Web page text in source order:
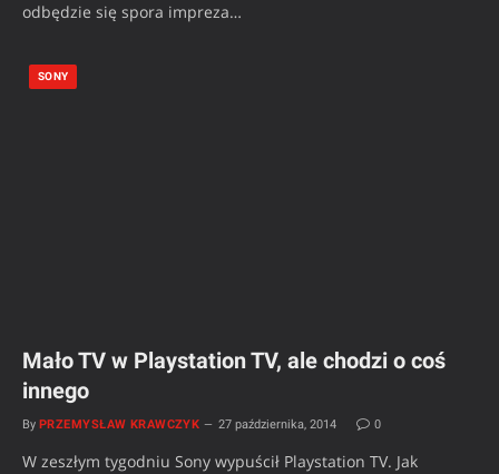
odbędzie się spora impreza…
SONY
Mało TV w Playstation TV, ale chodzi o coś
innego
By PRZEMYSŁAW KRAWCZYK 27 października, 2014 0
W zeszłym tygodniu Sony wypuścił Playstation TV. Jak